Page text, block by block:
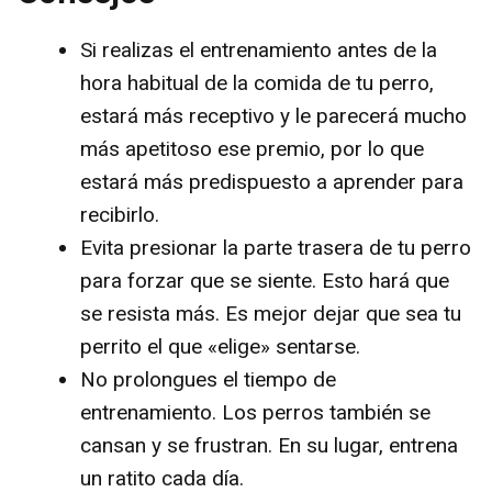
V
i
d
e
o
Si realizas el entrenamiento antes de la
hora habitual de la comida de tu perro,
estará más receptivo y le parecerá mucho
más apetitoso ese premio, por lo que
estará más predispuesto a aprender para
recibirlo.
Evita presionar la parte trasera de tu perro
para forzar que se siente. Esto hará que
se resista más. Es mejor dejar que sea tu
perrito el que «elige» sentarse.
No prolongues el tiempo de
entrenamiento. Los perros también se
cansan y se frustran. En su lugar, entrena
un ratito cada día.